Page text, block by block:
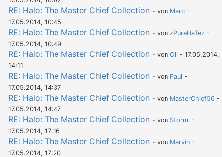
RE: Halo: The Master Chief Collection - von Marc -
17.05.2014, 10:45
RE: Halo: The Master Chief Collection - von zPureHaTez -
17.05.2014, 10:49
RE: Halo: The Master Chief Collection - von Oli - 17.05.2014,
14:11
RE: Halo: The Master Chief Collection - von Paul -
17.05.2014, 14:37
RE: Halo: The Master Chief Collection - von MasterChief56 -
17.05.2014, 14:47
RE: Halo: The Master Chief Collection - von Stormi -
17.05.2014, 17:16
RE: Halo: The Master Chief Collection - von Marvin -
17.05.2014, 17:20